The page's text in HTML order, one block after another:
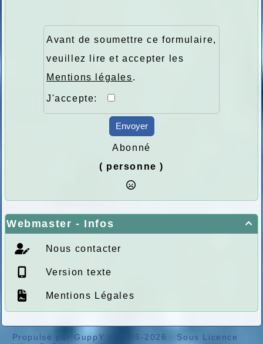
Avant de soumettre ce formulaire,
veuillez lire et accepter les
Mentions légales.
J'accepte:
Envoyer
Abonné
( personne )

Webmaster - Infos
Nous contacter
Version texte
Mentions Légales
Propulsé par GuppY © 2005-2026
Sous Licence